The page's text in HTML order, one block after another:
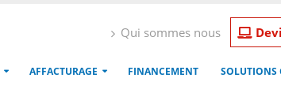
Qui sommes nous
AFFACTURAGE FINANCEMENT SOLUTIONS